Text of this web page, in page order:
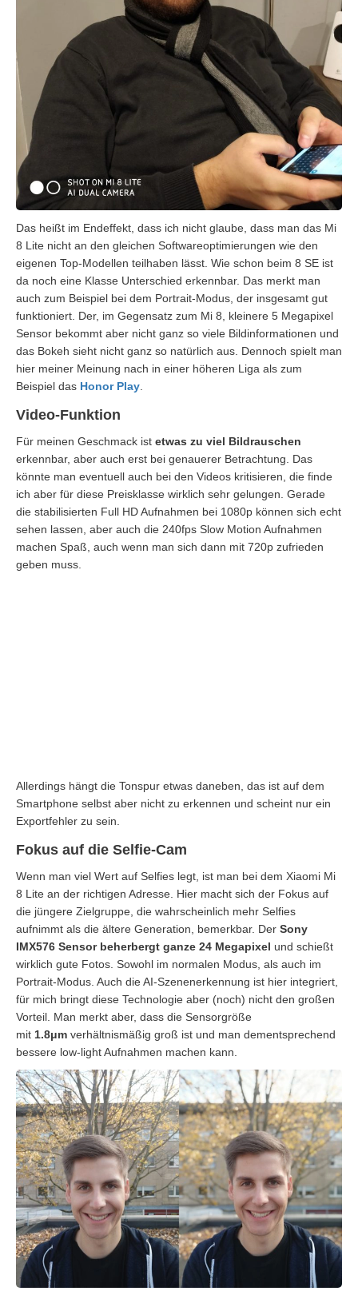
Das heißt im Endeffekt, dass ich nicht glaube, dass man das Mi
8 Lite nicht an den gleichen Softwareoptimierungen wie den
eigenen Top-Modellen teilhaben lässt. Wie schon beim 8 SE ist
da noch eine Klasse Unterschied erkennbar. Das merkt man
auch zum Beispiel bei dem Portrait-Modus, der insgesamt gut
funktioniert. Der, im Gegensatz zum Mi 8, kleinere 5 Megapixel
Sensor bekommt aber nicht ganz so viele Bildinformationen und
das Bokeh sieht nicht ganz so natürlich aus. Dennoch spielt man
hier meiner Meinung nach in einer höheren Liga als zum
Beispiel das Honor Play
Video-Funktion
Für meinen Geschmack ist etwas zu viel Bildrauschen
erkennbar, aber auch erst bei genauerer Betrachtung. Das
könnte man eventuell auch bei den Videos kritisieren, die finde
ich aber für diese Preisklasse wirklich sehr gelungen. Gerade
die stabilisierten Full HD Aufnahmen bei 1080p können sich echt
sehen lassen, aber auch die 240fps Slow Motion Aufnahmen
machen Spaß, auch wenn man sich dann mit 720p zufrieden
geben muss.
Allerdings hängt die Tonspur etwas daneben, das ist auf dem
Smartphone selbst aber nicht zu erkennen und scheint nur ein
Exportfehler zu sein.
Fokus auf die Selfie-Cam
Wenn man viel Wert auf Selfies legt, ist man bei dem Xiaomi Mi
8 Lite an der richtigen Adresse. Hier macht sich der Fokus auf
die jüngere Zielgruppe, die wahrscheinlich mehr Selfies
aufnimmt als die ältere Generation, bemerkbar. Der Sony
IMX576 Sensor beherbergt ganze 24 Megapixel und schießt
wirklich gute Fotos. Sowohl im normalen Modus, als auch im
Portrait-Modus. Auch die AI-Szenenerkennung ist hier integriert,
für mich bringt diese Technologie aber (noch) nicht den großen
Vorteil. Man merkt aber, dass die Sensorgröße
mit 1.8μm verhältnismäßig groß ist und man dementsprechend
bessere low-light Aufnahmen machen kann.